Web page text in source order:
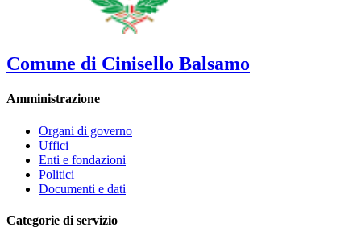
Comune di Cinisello Balsamo
Amministrazione
Organi di governo
Uffici
Enti e fondazioni
Politici
Documenti e dati
Categorie di servizio